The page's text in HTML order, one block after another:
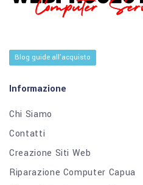
Blog guide all'acquisto
Informazione
Chi Siamo
Contatti
Creazione Siti Web
Riparazione Computer Capua